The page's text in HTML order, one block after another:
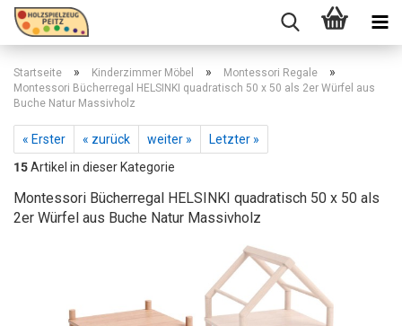
Startseite » Kinderzimmer Möbel » Montessori Regale »
Montessori Bücherregal HELSINKI quadratisch 50 x 50 als 2er Würfel aus
Buche Natur Massivholz
« Erster « zurück weiter »
Letzter »
15Artikel in dieser Kategorie
Montessori Bücherregal HELSINKI quadratisch 50 x 50 als
2er Würfel aus Buche Natur Massivholz